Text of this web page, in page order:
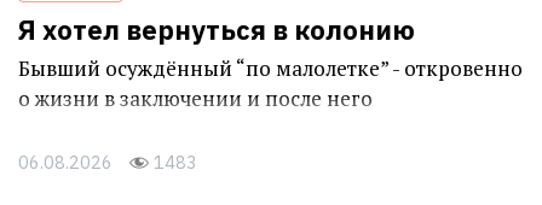
Я хотел вернуться в колонию
Бывший осуждённый “по малолетке” - откровенно
о жизни в заключении и после него
06.08.2026 1483